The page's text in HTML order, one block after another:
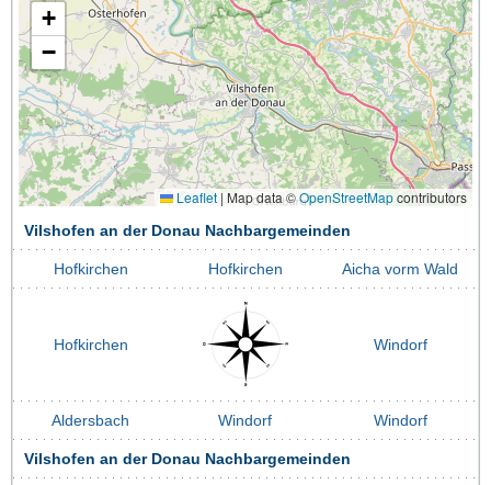
+
−
Leaflet | Map data ©OpenStreetMapcontributors
Vilshofen an der Donau Nachbargemeinden
Hofkirchen Hofkirchen Aicha vorm Wald
Hofkirchen Windorf
Aldersbach Windorf Windorf
Vilshofen an der Donau Nachbargemeinden